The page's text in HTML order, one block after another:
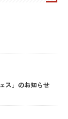
ス」のお知らせ